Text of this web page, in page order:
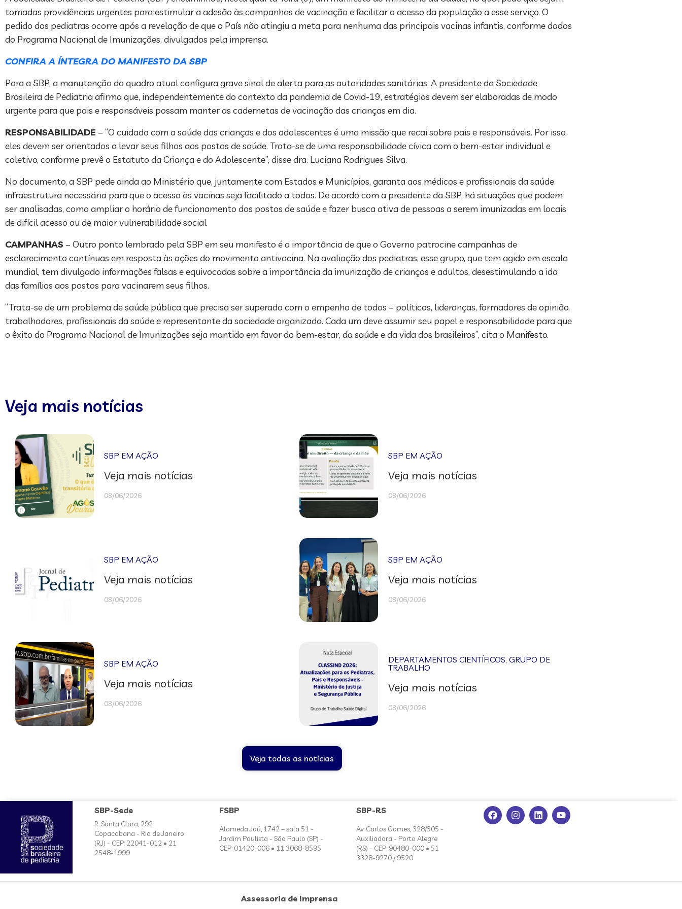
tomadas providências urgentes para estimular a adesão às campanhas de vacinação e facilitar o acesso da população a esse serviço. O
pedido dos pediatras ocorre após a revelação de que o País não atingiu a meta para nenhuma das principais vacinas infantis, conforme dados
do Programa Nacional de Imunizações, divulgados pela imprensa.
CONFIRA A ÍNTEGRA DO MANIFESTO DA SBP
Para a SBP, a manutenção do quadro atual configura grave sinal de alerta para as autoridades sanitárias. A presidente da Sociedade
Brasileira de Pediatria afirma que, independentemente do contexto da pandemia de Covid-19, estratégias devem ser elaboradas de modo
urgente para que pais e responsáveis possam manter as cadernetas de vacinação das crianças em dia.
RESPONSABILIDADE – “O cuidado com a saúde das crianças e dos adolescentes é uma missão que recai sobre pais e responsáveis. Por isso,
eles devem ser orientados a levar seus filhos aos postos de saúde. Trata-se de uma responsabilidade cívica com o bem-estar individual e
coletivo, conforme prevê o Estatuto da Criança e do Adolescente”, disse dra. Luciana Rodrigues Silva.
No documento, a SBP pede ainda ao Ministério que, juntamente com Estados e Municípios, garanta aos médicos e profissionais da saúde
infraestrutura necessária para que o acesso às vacinas seja facilitado a todos. De acordo com a presidente da SBP, há situações que podem
ser analisadas, como ampliar o horário de funcionamento dos postos de saúde e fazer busca ativa de pessoas a serem imunizadas em locais
de difícil acesso ou de maior vulnerabilidade social
CAMPANHAS – Outro ponto lembrado pela SBP em seu manifesto é a importância de que o Governo patrocine campanhas de
esclarecimento contínuas em resposta às ações do movimento antivacina. Na avaliação dos pediatras, esse grupo, que tem agido em escala
mundial, tem divulgado informações falsas e equivocadas sobre a importância da imunização de crianças e adultos, desestimulando a ida
das famílias aos postos para vacinarem seus filhos.
“Trata-se de um problema de saúde pública que precisa ser superado com o empenho de todos – políticos, lideranças, formadores de opinião,
trabalhadores, profissionais da saúde e representante da sociedade organizada. Cada um deve assumir seu papel e responsabilidade para que
o êxito do Programa Nacional de Imunizações seja mantido em favor do bem-estar, da saúde e da vida dos brasileiros”, cita o Manifesto.
Veja mais notícias
SBP EM AÇÃO
Veja mais notícias
08/06/2026
SBP EM AÇÃO
Veja mais notícias
08/06/2026
SBP EM AÇÃO
Veja mais notícias
08/06/2026
SBP EM AÇÃO
Veja mais notícias
08/06/2026
SBP EM AÇÃO
Veja mais notícias
08/06/2026
DEPARTAMENTOS CIENTÍFICOS,GRUPO DE
TRABALHO
Veja mais notícias
08/06/2026
Veja todas as notícias
SBP-Sede
R. Santa Clara, 292
Copacabana - Rio de Janeiro
(RJ) - CEP: 22041-012 • 21
2548-1999
FSBP
Alameda Jaú, 1742 – sala 51 -
Jardim Paulista - São Paulo (SP) -
CEP: 01420-006 • 11 3068-8595
SBP-RS
Av. Carlos Gomes, 328/305 -
Auxiliadora - Porto Alegre
(RS) - CEP: 90480-000 • 51
3328-9270 / 9520
Assessoria de Imprensa